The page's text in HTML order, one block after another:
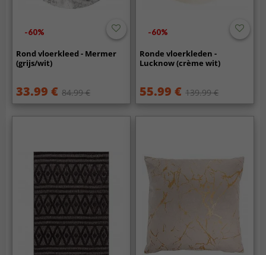
-60%
Rond vloerkleed - Mermer
(grijs/wit)
33.99 € 84.99 €
-60%
Ronde vloerkleden -
Lucknow (crème wit)
55.99 € 139.99 €